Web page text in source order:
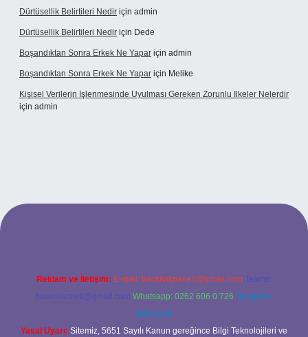
Dürtüsellik Belirtileri Nedir için admin
Dürtüsellik Belirtileri Nedir için Dede
Boşandıktan Sonra Erkek Ne Yapar için admin
Boşandıktan Sonra Erkek Ne Yapar için Melike
Kişisel Verilerin Işlenmesinde Uyulması Gereken Zorunlu Ilkeler Nelerdir
için admin
Reklam ve İletişim: E-mail: backlinkpaneli@gmail.com Teams:
forumhizmeti@gmail.com Whatsapp: 0262 606 0 726 Telegram:
@karabul
Yasal Uyarı: Sitemiz, 5651 Sayılı Kanun gereğince Bilgi Teknolojileri ve